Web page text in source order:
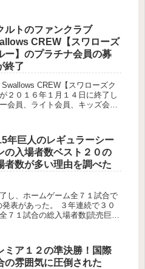
ルトのファンクラブ
CREW【スワローズ
ー】のプラチナ会員の募
終了
CREW【スワローズク
２０１６年１月１４日に終了し
会員、ライト会員、キッズ会員
年巨人のレギュラーシー
の入場者数ベスト２０の
者数が多い理由を調べた
し、ホームゲーム全７１試合で
表があった。 ３年連続で３０
７１試合の総入場者数|読売巨人
ミア１２の準決勝！国際
の雰囲気に圧倒された